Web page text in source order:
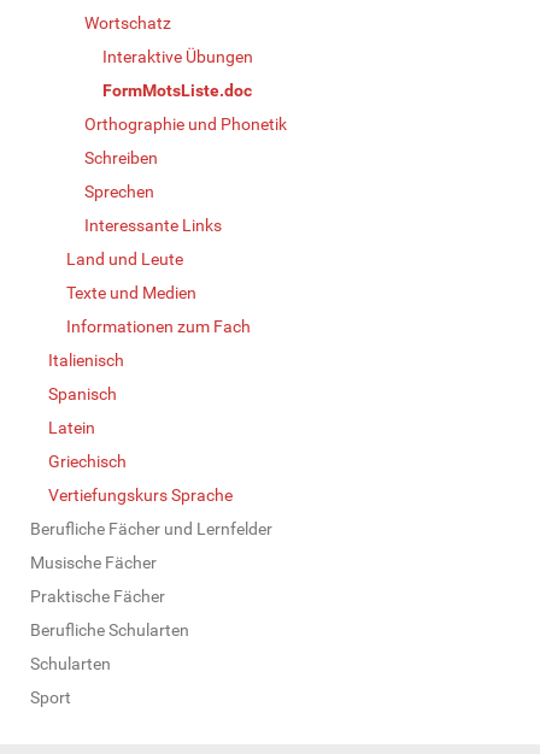
Wortschatz
Interaktive Übungen
FormMotsListe.doc
Orthographie und Phonetik
Schreiben
Sprechen
Interessante Links
Land und Leute
Texte und Medien
Informationen zum Fach
Italienisch
Spanisch
Latein
Griechisch
Vertiefungskurs Sprache
Berufliche Fächer und Lernfelder
Musische Fächer
Praktische Fächer
Berufliche Schularten
Schularten
Sport